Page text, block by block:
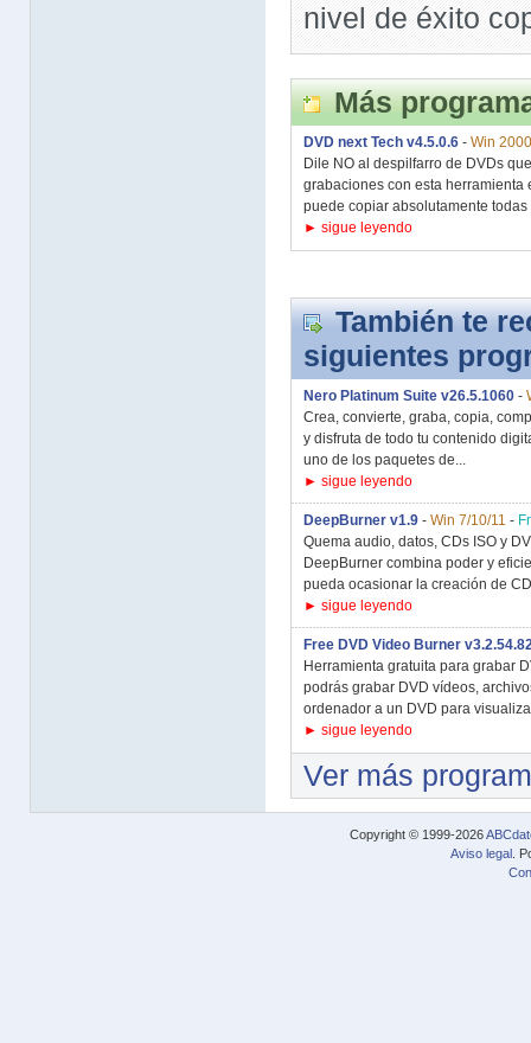
nivel de éxito
Más
DVD next Tech v4.5.0.6 - Win
Dile NO al despilfarro de DVDs
grabaciones con esta herramienta
puede copiar absolutamente todas
► sigue leyendo
También te
siguientes
Nero Platinum Suite v26.5.1060 -
Crea, convierte, graba, copia,
y disfruta de todo tu contenido
uno de los paquetes de...
► sigue leyendo
DeepBurner v1.9 - Win 7/10/11 -
Quema audio, datos, CDs ISO y
DeepBurner combina poder y
pueda ocasionar la creación de
► sigue leyendo
Free DVD Video Burner
Herramienta gratuita para grabar
podrás grabar DVD vídeos,
ordenador a un DVD para
► sigue leyendo
Ver más
Copyright © 1999-2026
Aviso legal .